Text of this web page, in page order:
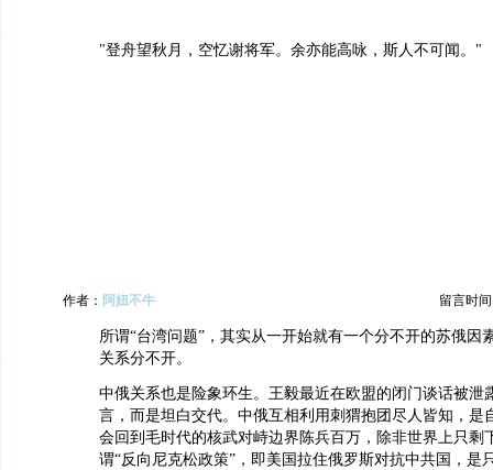
"登舟望秋月，空忆谢将军。余亦能高咏，斯人不可闻。"
作者： 阿妞不牛 留言时间
所谓“台湾问题”，其实从一开始就有一个分不开的苏俄因
关系分不开。
中俄关系也是险象环生。王毅最近在欧盟的闭门谈话被泄
言，而是坦白交代。中俄互相利用刺猬抱团尽人皆知，是
会回到毛时代的核武对峙边界陈兵百万，除非世界上只剩
谓“反向尼克松政策”，即美国拉住俄罗斯对抗中共国，是